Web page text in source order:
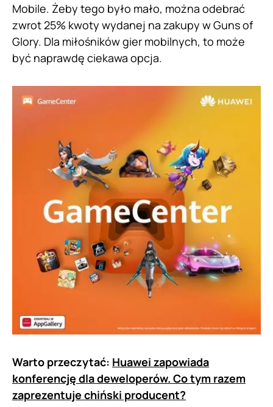
Mobile. Żeby tego było mało, można odebrać
zwrot 25% kwoty wydanej na zakupy w Guns of
Glory. Dla miłośników gier mobilnych, to może
być naprawdę ciekawa opcja.
Warto przeczytać: Huawei zapowiada
konferencję dla deweloperów. Co tym razem
zaprezentuje chiński producent?